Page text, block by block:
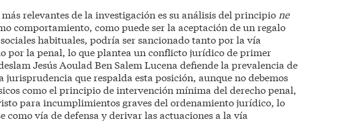
más relevantes de la investigación es su análisis del principio ne
comportamiento, como puede ser la aceptación de un regalo
habituales, podría ser sancionado tanto por la vía
por la penal, lo que plantea un conflicto jurídico de primer
Jesús Aoulad Ben Salem Lucena defiende la prevalencia de
jurisprudencia que respalda esta posición, aunque no debemos
como el principio de intervención mínima del derecho penal,
para incumplimientos graves del ordenamiento jurídico, lo
como vía de defensa y derivar las actuaciones a la vía